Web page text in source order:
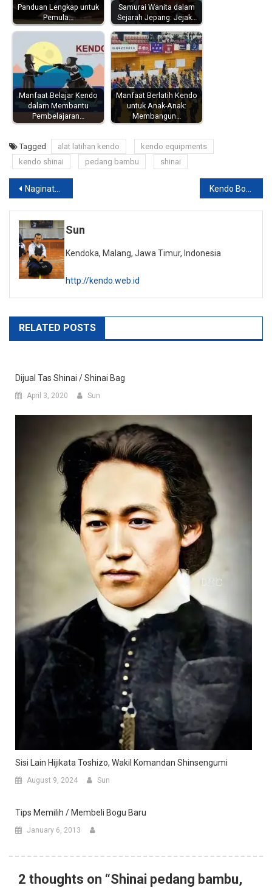
Panduan Lengkap untuk
Pemula…
Samurai Wanita dalam
Sejarah Jepang: Jejak…
Manfaat Belajar Kendo
dalam Membantu
Pembelajaran…
Manfaat Berlatih Kendo
untuk Anak-Anak:
Membangun…
Tagged alat latihan kendo
kendo equipments
kendo shinai
pedang bambu shinai
Post
navigation
Naginata, beladiri para wanita samurai
Sun
Kendoka, Malang, Jawa Timur, Indonesia
http://kendo.web.id
RELATED POSTS
Dijual Tas Shinai / Shinai Bag
April 3, 2020 Sun
Sisi Lain Hijikata Toshizo, Wakil Komandan Shinsengumi
August 9, 2024 Sun
Tips Memilih / Membeli Bogu Baru
January 6, 2013
2 thoughts on “Shinai pedang bambu,